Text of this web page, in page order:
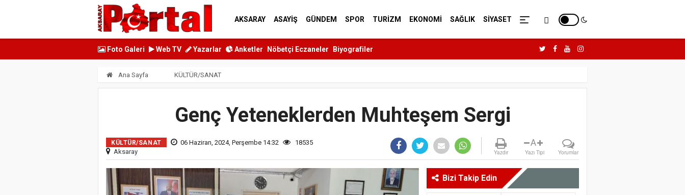
AKSARAY ASAYİŞ GÜNDEM SPOR TURİZM EKONOMİ SAĞLIK SİYASET
Foto Galeri Web TV Yazarlar Anketler Nöbetçi Eczaneler Biyografiler
Ana Sayfa KÜLTÜR/SANAT
Genç Yeteneklerden Muhteşem Sergi
KÜLTÜR/SANAT 06 Haziran, 2024, Perşembe 14:32
18535
Aksaray
Yazdır
A
Yazı Tipi Yorumlar
Bizi Takip Edin